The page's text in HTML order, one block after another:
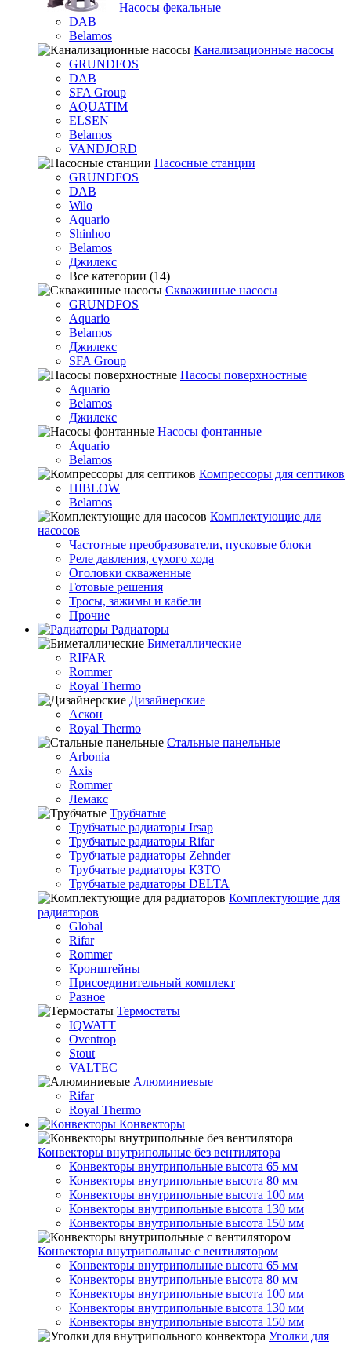
Насосы фекальные
DAB
Belamos
Канализационные насосы
GRUNDFOS
DAB
SFA Group
AQUATIM
ELSEN
Belamos
VANDJORD
Насосные станции
GRUNDFOS
DAB
Wilo
Aquario
Shinhoo
Belamos
Джилекс
Все категории (14)
Скважинные насосы
GRUNDFOS
Aquario
Belamos
Джилекс
SFA Group
Насосы поверхностные
Aquario
Belamos
Джилекс
Насосы фонтанные
Aquario
Belamos
Компрессоры для септиков
HIBLOW
Belamos
Комплектующие для
насосов
Частотные преобразователи, пусковые блоки
Реле давления, сухого хода
Оголовки скваженные
Готовые решения
Тросы, зажимы и кабели
Прочие
Радиаторы
Биметаллические
RIFAR
Rommer
Royal Thermo
Дизайнерские
Аскон
Royal Thermo
Стальные панельные
Arbonia
Axis
Rommer
Лемакс
Трубчатые
Трубчатые радиаторы Irsap
Трубчатые радиаторы Rifar
Трубчатые радиаторы Zehnder
Трубчатые радиаторы КЗТО
Трубчатые радиаторы DELTA
Комплектующие для
радиаторов
Global
Rifar
Rommer
Кронштейны
Присоединительный комплект
Разное
Термостаты
IQWATT
Oventrop
Stout
VALTEC
Алюминиевые
Rifar
Royal Thermo
Конвекторы
Конвекторы внутрипольные без вентилятора
Конвекторы внутрипольные высота 65 мм
Конвекторы внутрипольные высота 80 мм
Конвекторы внутрипольные высота 100 мм
Конвекторы внутрипольные высота 130 мм
Конвекторы внутрипольные высота 150 мм
Конвекторы внутрипольные с вентилятором
Конвекторы внутрипольные высота 65 мм
Конвекторы внутрипольные высота 80 мм
Конвекторы внутрипольные высота 100 мм
Конвекторы внутрипольные высота 130 мм
Конвекторы внутрипольные высота 150 мм
Уголки для